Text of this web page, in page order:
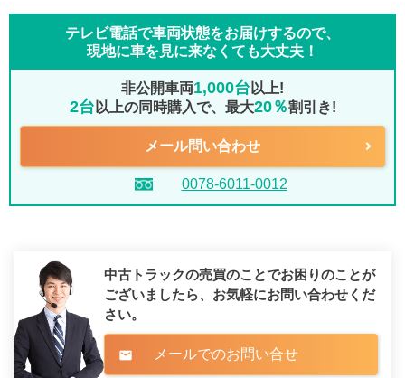
テレビ電話で車両状態をお届けするので、
現地に車を見に来なくても大丈夫！
非公開車両1,000台 以上!
2台 以上の同時購入で、最大20％割引き!
メール問い合わせ
0078-6011-0012
中古トラックの売買のことでお困りのことが
ございましたら、 お気軽にお問い合わせくだ
さい。
mail メールでのお問い合せ